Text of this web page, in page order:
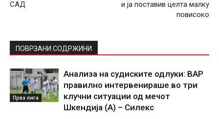
САД
и ја поставив целта малку
повисоко
ПОВРЗАНИ СОДРЖИНИ
Прва лига
Анализа на судиските одлуки: ВАР
правилно интервенираше во три
клучни ситуации од мечот
Шкендија (А) – Силекс